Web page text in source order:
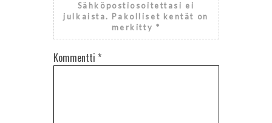
Sähköpostiosoitettasi ei
julkaista. Pakolliset kentät on
merkitty *
Kommentti *